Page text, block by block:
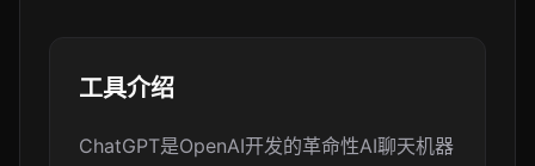
工具介绍
ChatGPT是OpenAI开发的革命性AI聊天机器